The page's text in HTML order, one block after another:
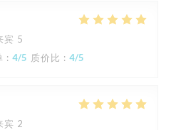
宾 5
: 4/5 质价比 : 4/5
宾 2